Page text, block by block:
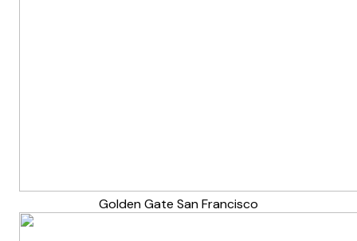
Golden Gate San Francisco